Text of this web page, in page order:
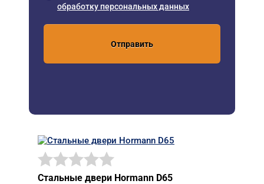
обработку персональных данных
Отправить
Стальные двери Hormann D65